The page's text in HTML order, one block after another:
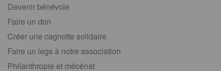
Devenir bénévole
Faire un don
Créer une cagnotte solidaire
Faire un legs à notre association
Philanthropie et mécénat